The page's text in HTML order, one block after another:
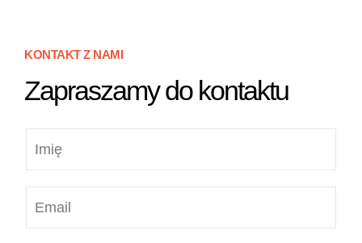
KONTAKT Z NAMI
Zapraszamy do kontaktu